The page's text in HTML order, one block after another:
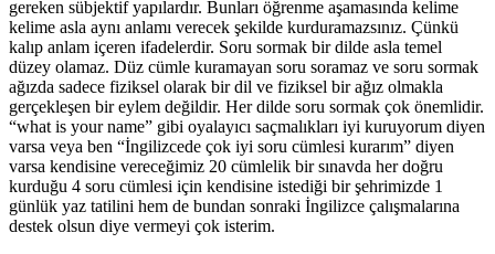
gereken sübjektif yapılardır. Bunları öğrenme aşamasında kelime
kelime asla aynı anlamı verecek şekilde kurduramazsınız. Çünkü
kalıp anlam içeren ifadelerdir. Soru sormak bir dilde asla temel
düzey olamaz. Düz cümle kuramayan soru soramaz ve soru sormak
ağızda sadece fiziksel olarak bir dil ve fiziksel bir ağız olmakla
gerçekleşen bir eylem değildir. Her dilde soru sormak çok önemlidir.
“what is your name” gibi oyalayıcı saçmalıkları iyi kuruyorum diyen
varsa veya ben “İngilizcede çok iyi soru cümlesi kurarım” diyen
varsa kendisine vereceğimiz 20 cümlelik bir sınavda her doğru
kurduğu 4 soru cümlesi için kendisine istediği bir şehrimizde 1
günlük yaz tatilini hem de bundan sonraki İngilizce çalışmalarına
destek olsun diye vermeyi çok isterim.